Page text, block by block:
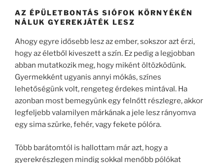
AZ ÉPÜLETBONTÁS SIÓFOK KÖRNYÉKÉN
NÁLUK GYEREKJÁTÉK LESZ
Ahogy egyre idősebb lesz az ember, sokszor azt érzi,
hogy az életből kiveszett a szín. Ez pedig a legjobban
abban mutatkozik meg, hogy miként öltözködünk.
Gyermekként ugyanis annyi mókás, színes
lehetőségünk volt, rengeteg érdekes mintával. Ha
azonban most bemegyünk egy felnőtt részlegre, akkor
legfeljebb valamilyen márkának a jele lesz rányomva
egy sima szürke, fehér, vagy fekete pólóra.
Több barátomtól is hallottam már azt, hogy a
gyerekrészlegen mindig sokkal menőbb pólókat